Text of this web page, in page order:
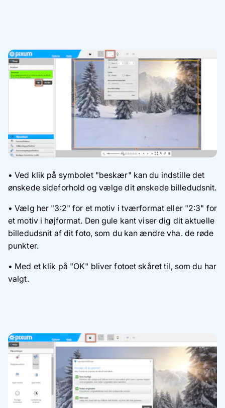
• Ved klik på symbolet "beskær" kan du indstille det
ønskede sideforhold og vælge dit ønskede billedudsnit.
• Vælg her "3:2" for et motiv i tværformat eller "2:3" for
et motiv i højformat. Den gule kant viser dig dit aktuelle
billedudsnit af dit foto, som du kan ændre vha. de røde
punkter.
• Med et klik på "OK" bliver fotoet skåret til, som du har
valgt.